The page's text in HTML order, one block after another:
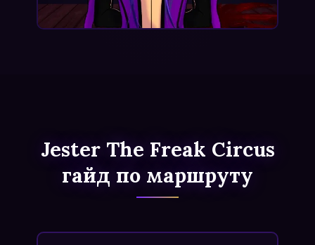
Jester The Freak Circus
гайд по маршруту